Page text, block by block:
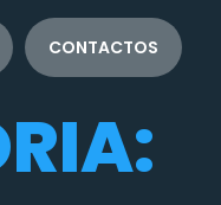
CONTACTOS